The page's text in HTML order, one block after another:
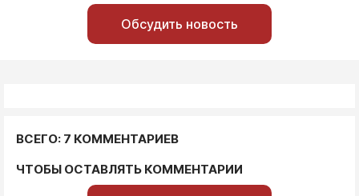
Обсудить новость
ВСЕГО: 7 КОММЕНТАРИЕВ
ЧТОБЫ ОСТАВЛЯТЬ КОММЕНТАРИИ